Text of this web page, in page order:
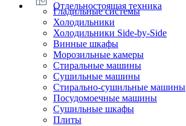
Отдельностоящая техника
Гладильные системы
Холодильники
Холодильники Side-by-Side
Винные шкафы
Морозильные камеры
Стиральные машины
Сушильные машины
Стирально-сушильные машины
Посудомоечные машины
Сушильные шкафы
Плиты